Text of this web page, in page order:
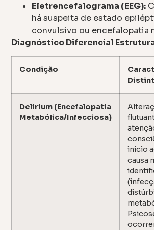
Eletrencefalograma (EEG):
há suspeita de estado
convulsivo ou encefalopatia
Diagnóstico Diferencial
Condição
Delirium (Encefalopatia
Metabólica/Infecciosa)
início
causa